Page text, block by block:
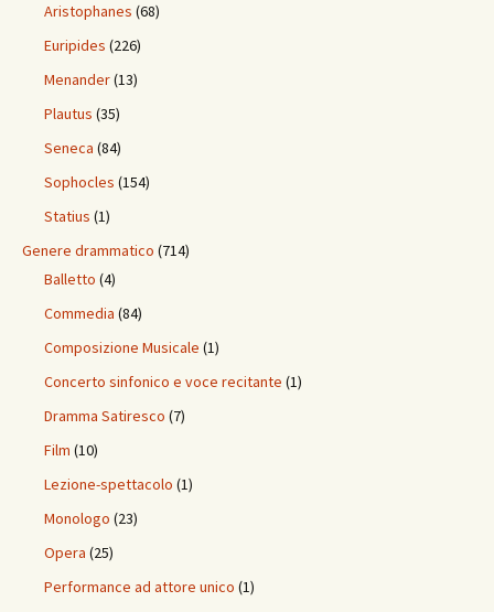
Aristophanes (68)
Euripides (226)
Menander(13)
Plautus (35)
Seneca (84)
Sophocles (154)
Statius (1)
Genere drammatico (714)
Balletto (4)
Commedia (84)
Composizione Musicale (1)
Concerto sinfonico e voce recitante (1)
Dramma Satiresco (7)
Film (10)
Lezione-spettacolo (1)
Monologo (23)
Opera (25)
Performance ad attore unico (1)